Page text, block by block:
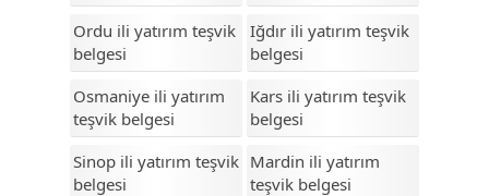
Yalova
Yozgat
Zonguldak
Ordu ili yatırım teşvik
belgesi
Osmaniye ili yatırım
teşvik belgesi
Sinop ili yatırım teşvik
belgesi
Iğdır ili yatırım teşvik
belgesi
Kars ili yatırım teşvik
belgesi
Mardin ili yatırım
teşvik belgesi